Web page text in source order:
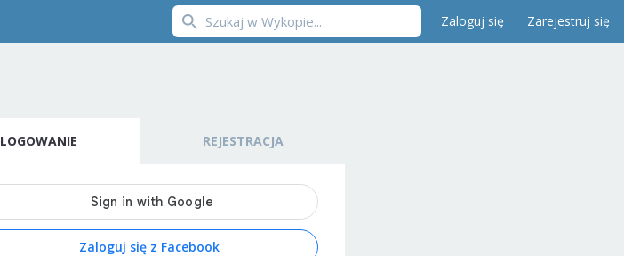
Zaloguj się Zarejestruj się
LOGOWANIE REJESTRACJA
Zaloguj się z Facebook